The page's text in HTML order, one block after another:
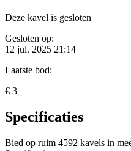
Deze kavel is gesloten
Gesloten op:
12 jul. 2025 21:14
Laatste bod:
€ 3
Specificaties
Bied op ruim 4592 kavels in